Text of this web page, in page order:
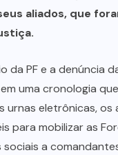
aliados, que
da PF e a denúncia
uma cronologia
urnas eletrônicas, os
para mobilizar as
a